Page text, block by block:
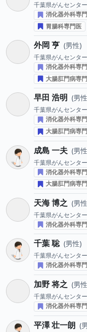
千葉県がんセンター
消化器外科専
胃腸科専門医
外岡 亨 男性
千葉県がんセンター
消化器外科専
大腸肛門病専
早田 浩明 男性
千葉県がんセンター
消化器外科専
大腸肛門病専
成島 一夫 男性
千葉県がんセンター
消化器外科専
大腸肛門病専
天海 博之 男性
千葉県がんセンター
消化器外科専
千葉 聡 男性
千葉県がんセンター
消化器外科専
加野 将之 男性
千葉県がんセンター
消化器外科専
平澤 壮一朗